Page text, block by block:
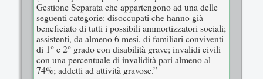
Gestione Separata che appartengono ad una delle
seguenti categorie: disoccupati che hanno già
beneficiato di tutti i possibili ammortizzatori sociali;
assistenti, da almeno 6 mesi, di familiari conviventi
di 1° e 2° grado con disabilità grave; invalidi civili
con una percentuale di invalidità pari almeno al
74%; addetti ad attività gravose.”